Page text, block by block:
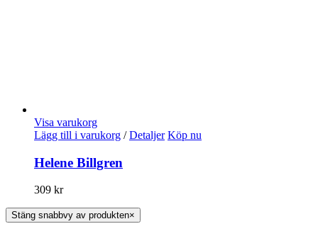
Visa varukorg
Lägg till i varukorg / Detaljer Köp nu
Helene Billgren
309 kr
Stäng snabbvy av produkten×